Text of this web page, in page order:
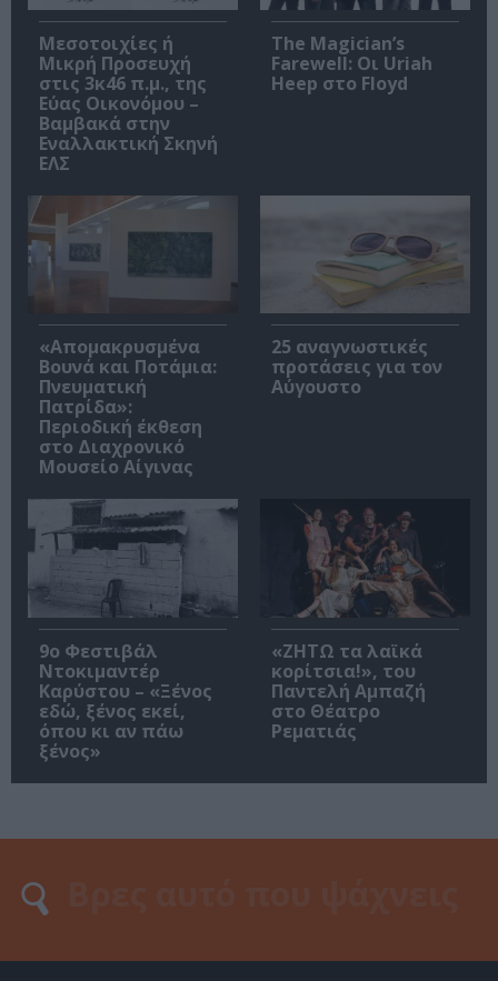
Μεσοτοιχίες ή
Μικρή Προσευχή
στις 3κ46 π.μ., της
Εύας Οικονόμου –
Βαμβακά στην
Εναλλακτική Σκηνή
ΕΛΣ
The Magician’s
Farewell: Οι Uriah
Heep στο Floyd
«Απομακρυσμένα
Βουνά και Ποτάμια:
Πνευματική
Πατρίδα»:
Περιοδική έκθεση
στο Διαχρονικό
Μουσείο Αίγινας
25 αναγνωστικές
προτάσεις για τον
Αύγουστο
9ο Φεστιβάλ
Ντοκιμαντέρ
Καρύστου – «Ξένος
εδώ, ξένος εκεί,
όπου κι αν πάω
ξένος»
«ΖΗΤΩ τα λαϊκά
κορίτσια!», του
Παντελή Αμπαζή
στο Θέατρο
Ρεματιάς